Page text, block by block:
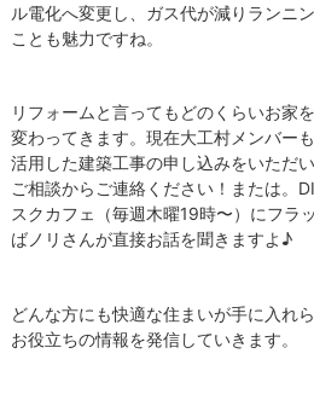
ル電化へ変更し、ガス代が減りランニ
ことも魅力ですね。
リフォームと言ってもどのくらいお家
変わってきます。現在大工村メンバー
活用した建築工事の申し込みをいただ
ご相談からご連絡ください！または。
スクカフェ（毎週木曜19時〜）にフラ
ばノリさんが直接お話を聞きますよ♪
どんな方にも快適な住まいが手に入れ
お役立ちの情報を発信していきます。